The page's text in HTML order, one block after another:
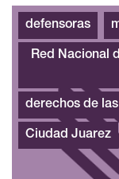
defensoras
Red Nacional
derechos de
Ciudad Juarez